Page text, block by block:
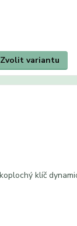
Zvolit variantu